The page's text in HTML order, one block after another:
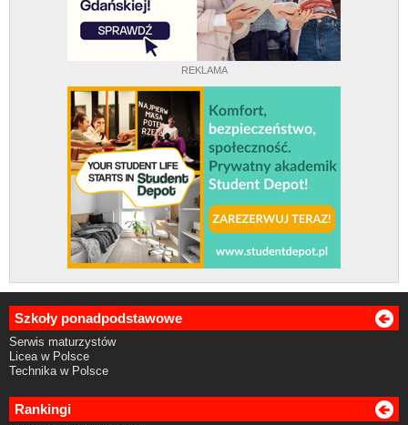
REKLAMA
Szkoły ponadpodstawowe
Serwis maturzystów
Licea w Polsce
Technika w Polsce
Rankingi